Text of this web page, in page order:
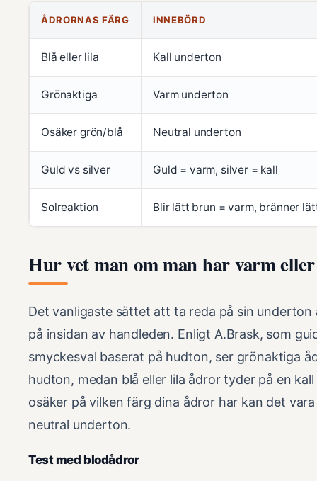
ÅDRORNAS FÄRG INNEBÖRD
Blå eller lila Kall underton
Grönaktiga Varm underton
Osäker grön/blå Neutral underton
Guld vs silver Guld = varm, silver = kall
Solreaktion Blir lätt brun = varm, bränner
Hur vet man om man har varm
Det vanligaste sättet att ta reda på sin
på insidan av handleden. Enligt A.Brask, som
smyckesval baserat på hudton, ser grönaktiga
hudton, medan blå eller lila ådror tyder på en
osäker på vilken färg dina ådror har kan det
neutral underton.
Test med blodådror